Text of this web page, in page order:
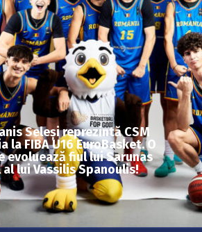
Seleși reprezintă CSM
la FIBA U16 EuroBasket. O
evoluează fiul lui Sarunas
lui Vassilis Spanoulis!